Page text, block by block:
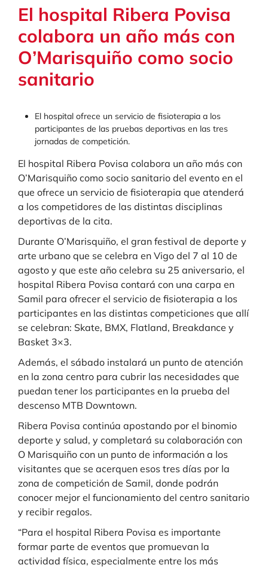
El hospital Ribera Povisa
colabora un año más con
O’Marisquiño como socio
sanitario
El hospital ofrece un servicio de fisioterapia a los
participantes de las pruebas deportivas en las tres
jornadas de competición.
El hospital Ribera Povisa colabora un año más con
O’Marisquiño como socio sanitario del evento en el
que ofrece un servicio de fisioterapia que atenderá
a los competidores de las distintas disciplinas
deportivas de la cita.
Durante O’Marisquiño, el gran festival de deporte y
arte urbano que se celebra en Vigo del 7 al 10 de
agosto y que este año celebra su 25 aniversario, el
hospital Ribera Povisa contará con una carpa en
Samil para ofrecer el servicio de fisioterapia a los
participantes en las distintas competiciones que allí
se celebran: Skate, BMX, Flatland, Breakdance y
Basket 3×3.
Además, el sábado instalará un punto de atención
en la zona centro para cubrir las necesidades que
puedan tener los participantes en la prueba del
descenso MTB Downtown.
Ribera Povisa continúa apostando por el binomio
deporte y salud, y completará su colaboración con
O Marisquiño con un punto de información a los
visitantes que se acerquen esos tres días por la
zona de competición de Samil, donde podrán
conocer mejor el funcionamiento del centro sanitario
y recibir regalos.
“Para el hospital Ribera Povisa es importante
formar parte de eventos que promuevan la
actividad física, especialmente entre los más